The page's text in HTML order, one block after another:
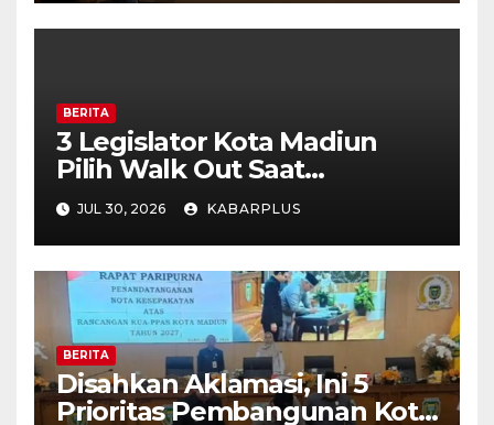
BERITA
3 Legislator Kota Madiun
Pilih Walk Out Saat
Paripurna
JUL 30, 2026 KABARPLUS
BERITA
Disahkan Aklamasi, Ini 5
Prioritas Pembangunan Kota